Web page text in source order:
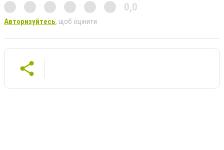
0,0
Авторизуйтесь, щоб оцінити